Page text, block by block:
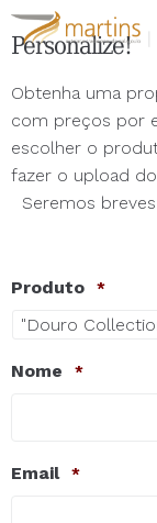
Personalize!
Obtenha uma
com preços por
escolher o
fazer o upload
Seremos
Produto *
Nome *
Email *